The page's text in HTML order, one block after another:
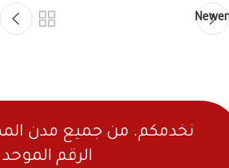
Newer
نخدمكم. من جميع مدن
الرقم الموحد